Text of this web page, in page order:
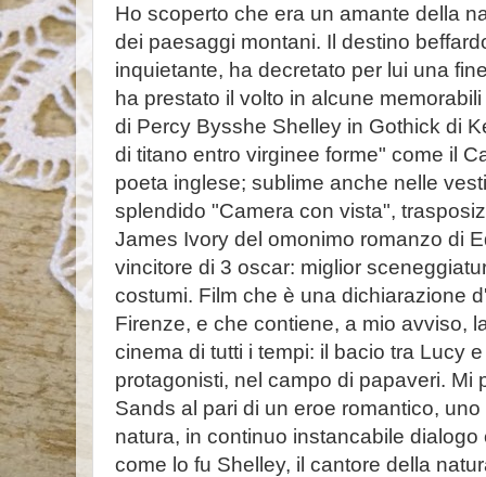
Ho scoperto che era un amante della
dei paesaggi montani. Il destino
inquietante, ha decretato per lui una
ha prestato il volto in alcune
di Percy Bysshe Shelley in Gothick di
di titano entro virginee forme" come il
poeta inglese; sublime anche nelle
splendido "Camera con vista",
James Ivory del omonimo romanzo di
vincitore di 3 oscar: miglior
costumi. Film che è una dichiarazione
Firenze, e che contiene, a mio avviso,
cinema di tutti i tempi: il bacio tra Lucy
protagonisti, nel campo di papaveri. Mi
Sands al pari di un eroe romantico,
natura, in continuo instancabile
come lo fu Shelley, il cantore della